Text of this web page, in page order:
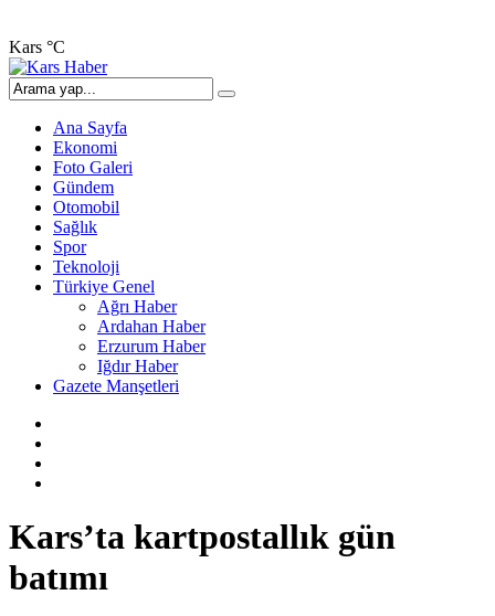
Kars °C
Ana Sayfa
Ekonomi
Foto Galeri
Gündem
Otomobil
Sağlık
Spor
Teknoloji
Türkiye Genel
Ağrı Haber
Ardahan Haber
Erzurum Haber
Iğdır Haber
Gazete Manşetleri
Kars’ta kartpostallık gün
batımı